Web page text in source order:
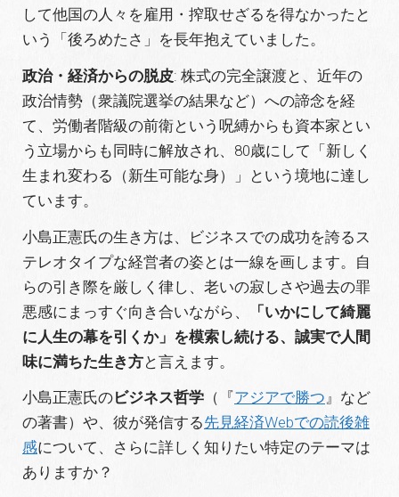
して他国の人々を雇用・搾取せざるを得なかったと
いう「後ろめたさ」を長年抱えていました。
政治・経済からの脱皮: 株式の完全譲渡と、近年の
政治情勢（衆議院選挙の結果など）への諦念を経
て、労働者階級の前衛という呪縛からも資本家とい
う立場からも同時に解放され、80歳にして「新しく
生まれ変わる（新生可能な身）」という境地に達し
ています。
小島正憲氏の生き方は、ビジネスでの成功を誇るス
テレオタイプな経営者の姿とは一線を画します。自
らの引き際を厳しく律し、老いの寂しさや過去の罪
悪感にまっすぐ向き合いながら、
「いかにして綺麗
に人生の幕を引くか」を模索し続ける、誠実で人間
味に満ちた生き方と言えます。
小島正憲氏のビジネス哲学 （『アジアで勝つ』など
の著書）や、彼が発信する先見経済Webでの読後雑
感について、さらに詳しく知りたい特定のテーマは
ありますか？